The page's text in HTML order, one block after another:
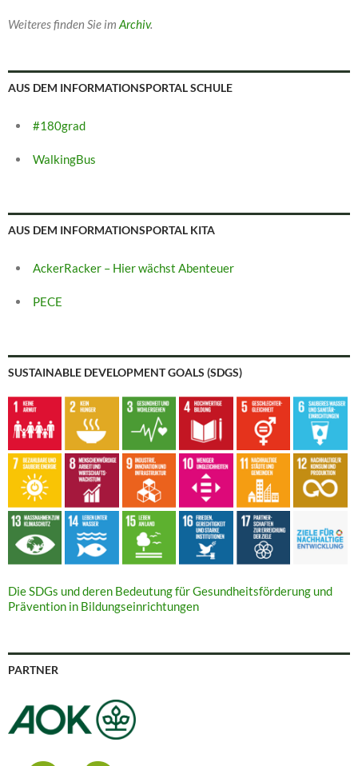
Weiteres finden Sie im Archiv.
AUS DEM INFORMATIONSPORTAL SCHULE
#180grad
WalkingBus
AUS DEM INFORMATIONSPORTAL KITA
AckerRacker – Hier wächst Abenteuer
PECE
SUSTAINABLE DEVELOPMENT GOALS (SDGS)
Die SDGs und deren Bedeutung für Gesundheitsförderung und
Prävention in Bildungseinrichtungen
PARTNER